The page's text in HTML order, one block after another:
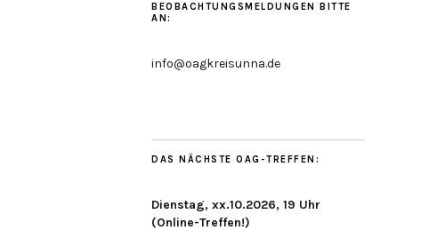
BEOBACHTUNGSMELDUNGEN BITTE
AN:
info@oagkreisunna.de
DAS NÄCHSTE OAG-TREFFEN:
Dienstag, xx.10.2026, 19 Uhr
(Online-Treffen!)